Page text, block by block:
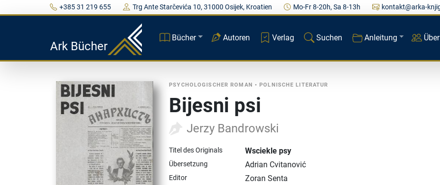
+385 31 219 655 Trg Ante Starčevića 10, 31000 Osijek, Kroatien Mo-Fr 8-20h, Sa 8-13h kontakt@arka-
Ark Bücher
Bücher Autoren Verlag Suchen Anleitung
PSYCHOLOGISCHER ROMAN •POLNISCHE LITERATUR
Bijesni psi
Jerzy Bandrowski
Titel des Originals Wsciekle psy
Übersetzung Adrian Cvitanović
Editor Zoran Senta